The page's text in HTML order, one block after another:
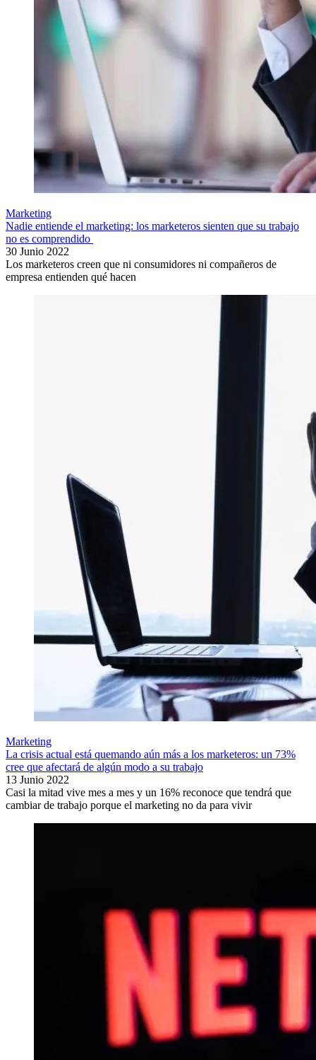
Marketing
Nadie entiende el marketing: los marketeros sienten que su trabajo
no es comprendido
30 Junio 2022
Los marketeros creen que ni consumidores ni compañeros de
empresa entienden qué hacen
Marketing
La crisis actual está quemando aún más a los marketeros: un 73%
cree que afectará de algún modo a su trabajo
13 Junio 2022
Casi la mitad vive mes a mes y un 16% reconoce que tendrá que
cambiar de trabajo porque el marketing no da para vivir